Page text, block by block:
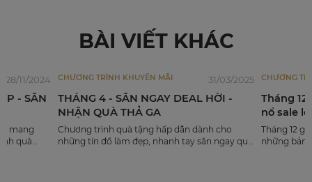
BÀI VIẾT KHÁC
28/11/2024
- SĂN
mang
quà
CHƯƠNG TRÌNH KHUYẾN MÃI 31/03/2025
THÁNG 4 - SĂN NGAY DEAL HỜI -
NHẬN QUÀ THẢ GA
Chương trình quà tặng hấp dẫn dành cho
những tín đồ làm đẹp, nhanh tay săn ngay quà
CHƯƠNG
Tháng
nổ sale
Tháng 12
những bản